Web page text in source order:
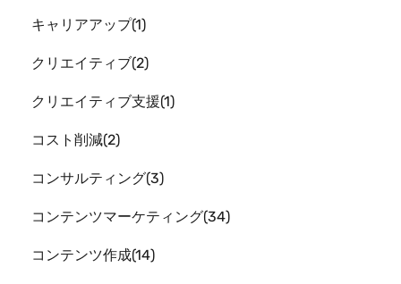
キャリアアップ 1
クリエイティブ 2
クリエイティブ支援 1
コスト削減 2
コンサルティング 3
コンテンツマーケティング 34
コンテンツ作成 14